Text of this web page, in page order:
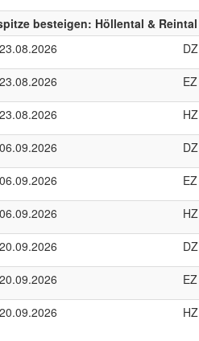
besteigen: Höllental & Reintal
DZ
EZ
HZ
DZ
EZ
HZ
DZ
EZ
HZ